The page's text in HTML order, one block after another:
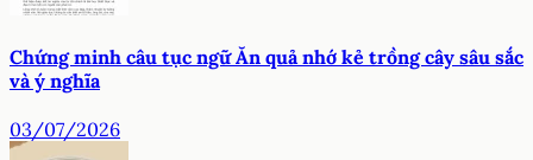
Chứng minh câu tục ngữ Ăn quả nhớ kẻ trồng cây sâu sắc
và ý nghĩa
03/07/2026